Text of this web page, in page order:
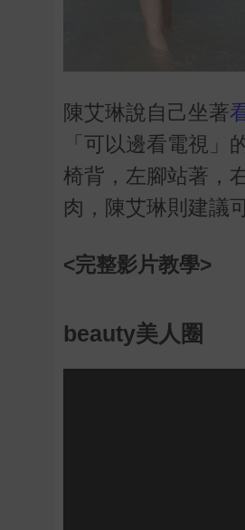
陳艾琳說自己坐著
「可以邊看電視
椅背，左腳站著，
肉，陳艾琳則建議
<完整影片教學>
beauty美人圈